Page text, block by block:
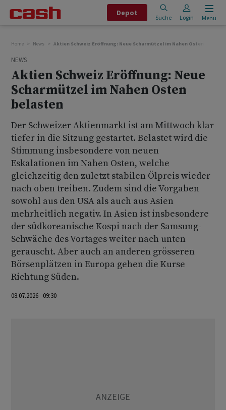
Depot
Suche Login Menu
Home News Aktien Schweiz Eröffnung: Neue Scharmützel im Nahen Osten belasten
NEWS
Aktien Schweiz Eröffnung: Neue
Scharmützel im Nahen Osten
belasten
Der Schweizer Aktienmarkt ist am Mittwoch klar
tiefer in die Sitzung gestartet. Belastet wird die
Stimmung insbesondere von neuen
Eskalationen im Nahen Osten, welche
gleichzeitig den zuletzt stabilen Ölpreis wieder
nach oben treiben. Zudem sind die Vorgaben
sowohl aus den USA als auch aus Asien
mehrheitlich negativ. In Asien ist insbesondere
der südkoreanische Kospi nach der Samsung-
Schwäche des Vortages weiter nach unten
gerauscht. Aber auch an anderen grösseren
Börsenplätzen in Europa gehen die Kurse
Richtung Süden.
08.07.2026 09:30